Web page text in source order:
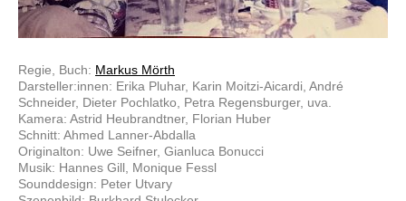
Regie, Buch: Markus Mörth
Darsteller:innen: Erika Pluhar, Karin Moitzi-Aicardi, André
Schneider, Dieter Pochlatko, Petra Regensburger, uva.
Kamera: Astrid Heubrandtner, Florian Huber
Schnitt: Ahmed Lanner-Abdalla
Originalton: Uwe Seifner, Gianluca Bonucci
Musik: Hannes Gill, Monique Fessl
Sounddesign: Peter Utvary